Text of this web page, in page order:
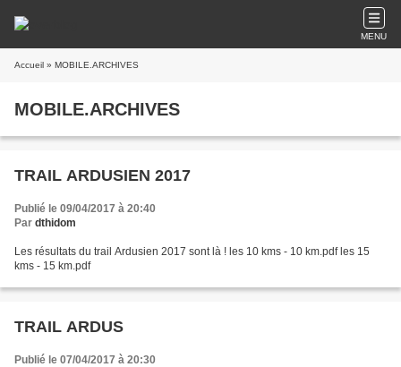
MENU
Accueil » MOBILE.ARCHIVES
MOBILE.ARCHIVES
TRAIL ARDUSIEN 2017
Publié le 09/04/2017 à 20:40
Par dthidom
Les résultats du trail Ardusien 2017 sont là ! les 10 kms - 10 km.pdf les 15
kms - 15 km.pdf
TRAIL ARDUS
Publié le 07/04/2017 à 20:30